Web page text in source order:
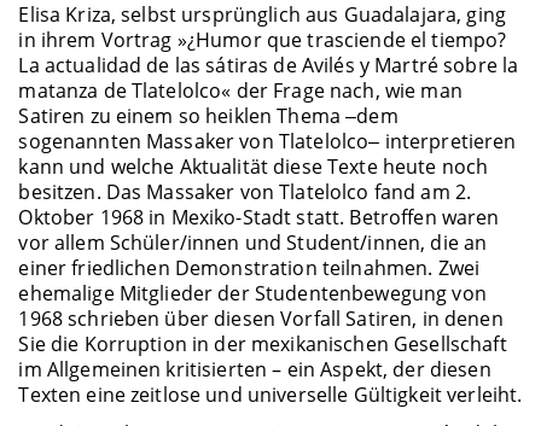
Elisa Kriza, selbst ursprünglich aus Guadalajara, ging
in ihrem Vortrag »¿Humor que trasciende el tiempo?
La actualidad de las sátiras de Avilés y Martré sobre la
matanza de Tlatelolco« der Frage nach, wie man
Satiren zu einem so heiklen Thema ‒dem
sogenannten Massaker von Tlatelolco‒ interpretieren
kann und welche Aktualität diese Texte heute noch
besitzen. Das Massaker von Tlatelolco fand am 2.
Oktober 1968 in Mexiko-Stadt statt. Betroffen waren
vor allem Schüler/innen und Student/innen, die an
einer friedlichen Demonstration teilnahmen. Zwei
ehemalige Mitglieder der Studentenbewegung von
1968 schrieben über diesen Vorfall Satiren, in denen
Sie die Korruption in der mexikanischen Gesellschaft
im Allgemeinen kritisierten – ein Aspekt, der diesen
Texten eine zeitlose und universelle Gültigkeit verleiht.